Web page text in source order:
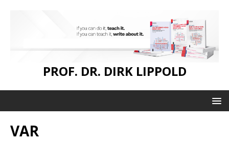
PROF. DR. DIRK LIPPOLD
VAR